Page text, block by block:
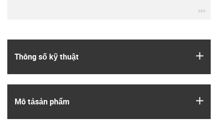
Thông số kỹ thuật
Mô tả­sản phẩm